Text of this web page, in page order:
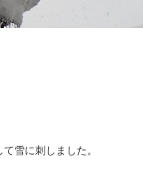
雪に刺しました。